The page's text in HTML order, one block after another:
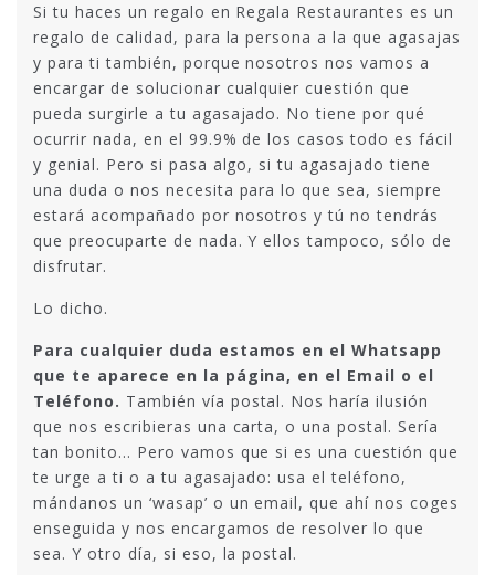
Si tu haces un regalo en Regala Restaurantes es un
regalo de calidad, para la persona a la que agasajas
y para ti también, porque nosotros nos vamos a
encargar de solucionar cualquier cuestión que
pueda surgirle a tu agasajado. No tiene por qué
ocurrir nada, en el 99.9% de los casos todo es fácil
y genial. Pero si pasa algo, si tu agasajado tiene
una duda o nos necesita para lo que sea, siempre
estará acompañado por nosotros y tú no tendrás
que preocuparte de nada. Y ellos tampoco, sólo de
disfrutar.
Lo dicho.
Para cualquier duda estamos en el Whatsapp
que te aparece en la página, en el Email o el
Teléfono. También vía postal. Nos haría ilusión
que nos escribieras una carta, o una postal. Sería
tan bonito… Pero vamos que si es una cuestión que
te urge a ti o a tu agasajado: usa el teléfono,
mándanos un ‘wasap’ o un email, que ahí nos coges
enseguida y nos encargamos de resolver lo que
sea. Y otro día, si eso, la postal.